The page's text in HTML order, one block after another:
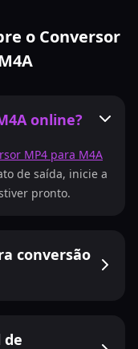
o Conversor
online?
MP4 para M4A
de saída, inicie a
pronto.
conversão
de